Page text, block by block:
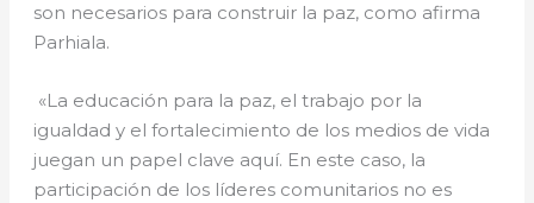
son necesarios para construir la paz, como afirma
Parhiala.
«La educación para la paz, el trabajo por la
igualdad y el fortalecimiento de los medios de vida
juegan un papel clave aquí. En este caso, la
participación de los líderes comunitarios no es